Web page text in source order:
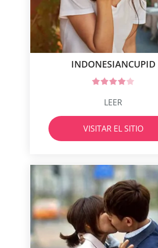
INDONESIANCUPID
LEER
VISITAR EL SITIO